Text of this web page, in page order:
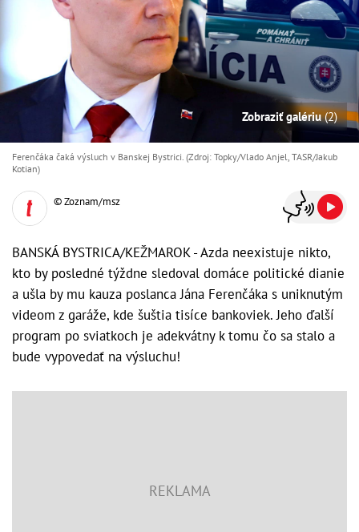
Zobraziť galériu(2)
Ferenčáka čaká výsluch v Banskej Bystrici. (Zdroj: Topky/Vlado Anjel, TASR/Jakub
Kotian)
© Zoznam/msz
BANSKÁ BYSTRICA/KEŽMAROK - Azda neexistuje nikto,
kto by posledné týždne sledoval domáce politické dianie
a ušla by mu kauza poslanca Jána Ferenčáka s uniknutým
videom z garáže, kde šuštia tisíce bankoviek. Jeho ďalší
program po sviatkoch je adekvátny k tomu čo sa stalo a
bude vypovedať na výsluchu!